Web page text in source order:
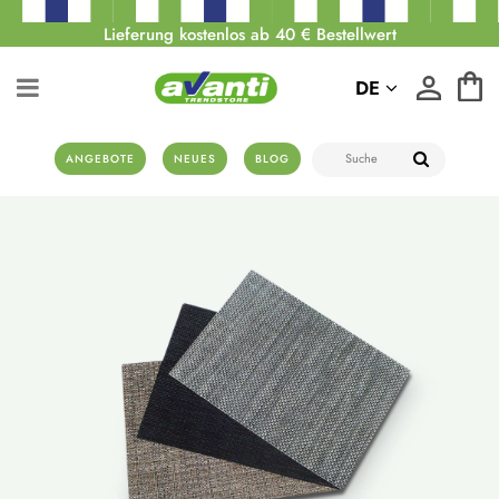
Lieferung kostenlos ab 40 € Bestellwert
ANGEBOTE NEUES BLOG
DE